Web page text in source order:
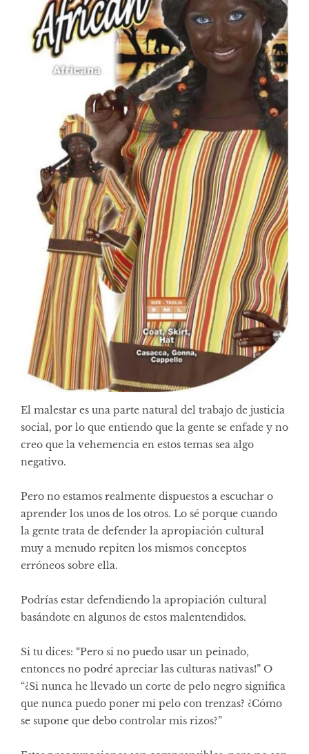
El malestar es una parte natural del trabajo de justicia
social, por lo que entiendo que la gente se enfade y no
creo que la vehemencia en estos temas sea algo
negativo.
Pero no estamos realmente dispuestos a escuchar o
aprender los unos de los otros. Lo sé porque cuando
la gente trata de defender la apropiación cultural
muy a menudo repiten los mismos conceptos
erróneos sobre ella.
Podrías estar defendiendo la apropiación cultural
basándote en algunos de estos malentendidos.
Si tu dices: “Pero si no puedo usar un peinado,
entonces no podré apreciar las culturas nativas!” O
“¿Si nunca he llevado un corte de pelo negro significa
que nunca puedo poner mi pelo con trenzas? ¿Cómo
se supone que debo controlar mis rizos?”